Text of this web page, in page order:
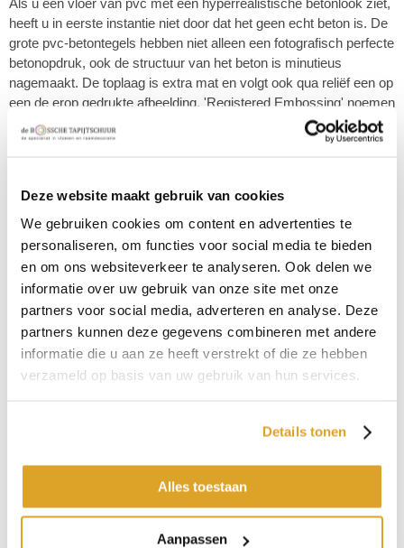
Deze website maakt gebruik van cookies
We gebruiken cookies om content en advertenties te
personaliseren, om functies voor social media te bieden
en om ons websiteverkeer te analyseren. Ook delen we
informatie over uw gebruik van onze site met onze
partners voor social media, adverteren en analyse. Deze
partners kunnen deze gegevens combineren met andere
informatie die u aan ze heeft verstrekt of die ze hebben
verzameld op basis van uw gebruik van hun services.
Details tonen
Alles toestaan
Aanpassen
Als u een vloer van pvc met een hyperrealistische betonlook ziet,
heeft u in eerste instantie niet door dat het geen echt beton is. De
grote pvc-betontegels hebben niet alleen een fotografisch perfecte
betonopdruk, ook de structuur van het beton is minutieus
nagemaakt. De toplaag is extra mat en volgt ook qua reliëf een op
een de erop gedrukte afbeelding. 'Registered Embossing' noemen
we dat. Dankzij deze unieke techniek, creëert Montinique een
vloer van pvc met een perfecte betonlook.
55,00€ 52,95 p/m2
Productnaam
Montinique Beton Design tegel 57211 Rigid Click
Productnummer
MBETON57211CL
Uitvoering
91,4 x 45,7 cm
Betonlook